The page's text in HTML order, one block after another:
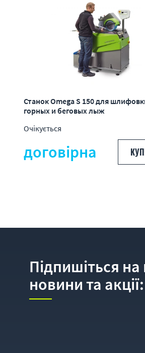
Станок Omega S 150 для
горных и беговых лыж
Очікується
договірна
Підпишіться на
новини та акції: